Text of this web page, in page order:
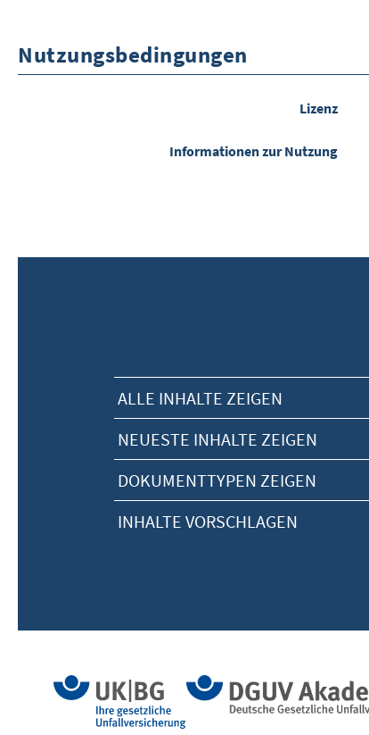
Nutzungsbedingungen
Lizenz
Informationen zur Nutzung
ALLE INHALTE ZEIGEN
NEUESTE INHALTE ZEIGEN
DOKUMENTTYPEN ZEIGEN
INHALTE VORSCHLAGEN